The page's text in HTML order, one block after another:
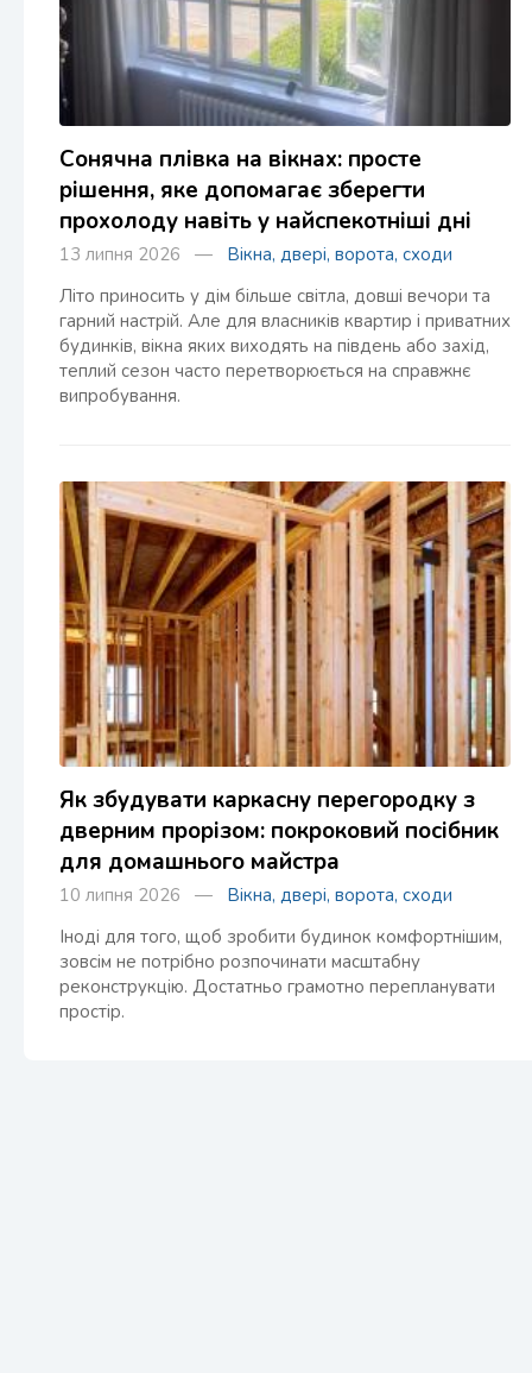
Сонячна плівка на вікнах: просте
рішення, яке допомагає зберегти
прохолоду навіть у найспекотніші дні
13 липня 2026 — Вікна, двері, ворота, сходи
Літо приносить у дім більше світла, довші вечори та
гарний настрій. Але для власників квартир і приватних
будинків, вікна яких виходять на південь або захід,
теплий сезон часто перетворюється на справжнє
випробування.
Як збудувати каркасну перегородку з
дверним прорізом: покроковий посібник
для домашнього майстра
10 липня 2026 — Вікна, двері, ворота, сходи
Іноді для того, щоб зробити будинок комфортнішим,
зовсім не потрібно розпочинати масштабну
реконструкцію. Достатньо грамотно перепланувати
простір.